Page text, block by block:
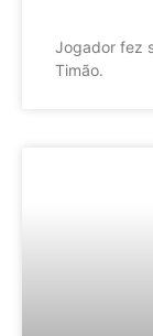
Jogador fez
Timão.